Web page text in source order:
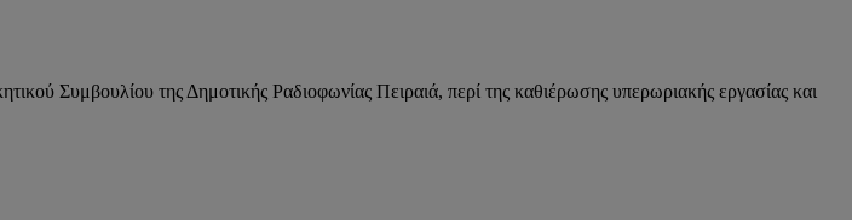
Συμβουλίου της Δημοτικής Ραδιοφωνίας Πειραιά, περί της καθιέρωσης υπερωριακής εργασίας και